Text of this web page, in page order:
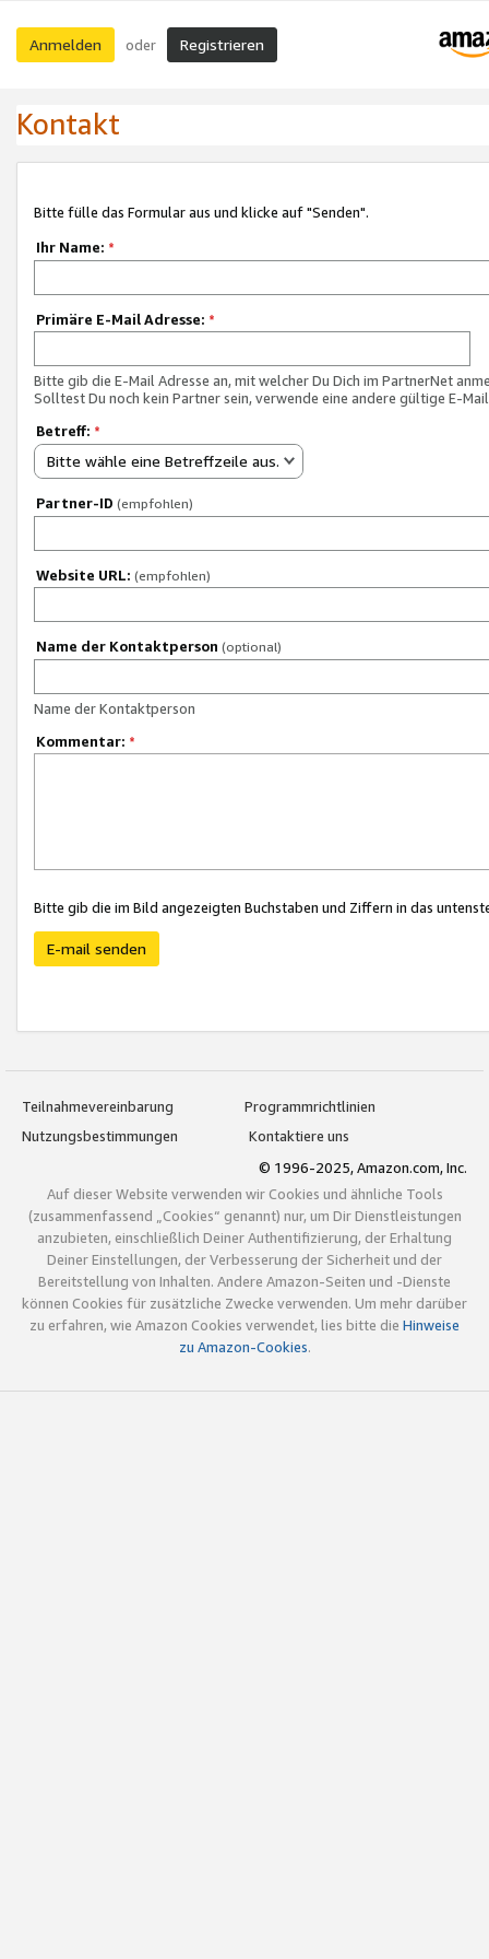
Anmelden oder Registrieren
Kontakt
Bitte fülle das Formular aus und klicke auf "Senden".
Ihr Name: *
Primäre E-Mail Adresse: *
Bitte gib die E-Mail Adresse an, mit welcher Du Dich im PartnerNet
Solltest Du noch kein Partner sein, verwende eine andere gültige E-
Betreff: *
Bitte wähle eine Betreffzeile aus.
Partner-ID (empfohlen)
Website URL: (empfohlen)
Name der Kontaktperson (optional)
Name der Kontaktperson
Kommentar: *
Bitte gib die im Bild angezeigten Buchstaben und Ziffern in das
E-mail senden
Teilnahmevereinbarung
Programmrichtlinien
Nutzungsbestimmungen
Kontaktiere uns
© 1996-2025, Amazon.com, Inc.
Auf dieser Website verwenden wir Cookies und ähnliche Tools
(zusammenfassend „Cookies“ genannt) nur, um Dir Dienstleistungen
anzubieten, einschließlich Deiner Authentifizierung, der Erhaltung
Deiner Einstellungen, der Verbesserung der Sicherheit und der
Bereitstellung von Inhalten. Andere Amazon-Seiten und -Dienste
können Cookies für zusätzliche Zwecke verwenden. Um mehr darüber
zu erfahren, wie Amazon Cookies verwendet, lies bitte die Hinweise
zu Amazon-Cookies.